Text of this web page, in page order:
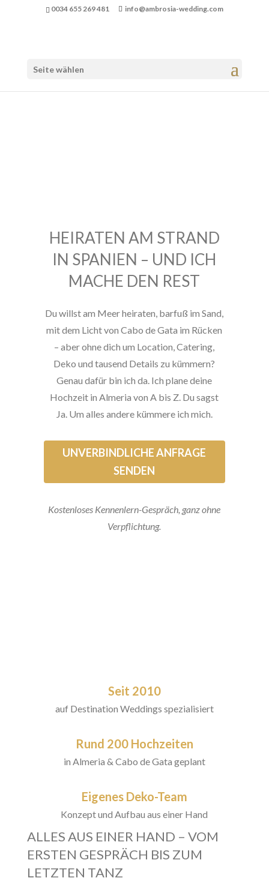
0034 655 269 481 info@ambrosia-wedding.com
Seite wählen
HEIRATEN AM STRAND
IN SPANIEN – UND ICH
MACHE DEN REST
Du willst am Meer heiraten, barfuß im Sand,
mit dem Licht von Cabo de Gata im Rücken
– aber ohne dich um Location, Catering,
Deko und tausend Details zu kümmern?
Genau dafür bin ich da. Ich plane deine
Hochzeit in Almeria von A bis Z. Du sagst
Ja. Um alles andere kümmere ich mich.
UNVERBINDLICHE ANFRAGE
SENDEN
Kostenloses Kennenlern-Gespräch, ganz ohne
Verpflichtung.
Seit 2010
auf Destination Weddings spezialisiert
Rund 200 Hochzeiten
in Almeria & Cabo de Gata geplant
Eigenes Deko-Team
Konzept und Aufbau aus einer Hand
ALLES AUS EINER HAND – VOM
ERSTEN GESPRÄCH BIS ZUM
LETZTEN TANZ